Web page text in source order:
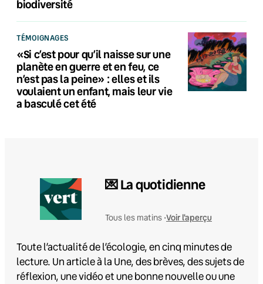
biodiversité
TÉMOIGNAGES
«Si c’est pour qu’il naisse sur une
planète en guerre et en feu, ce
n’est pas la peine» : elles et ils
voulaient un enfant, mais leur vie
a basculé cet été
💌 La quotidienne
Tous les matins •Voir l'aperçu
Toute l’actualité de l’écologie, en cinq minutes de
lecture. Un article à la Une, des brèves, des sujets de
réflexion, une vidéo et une bonne nouvelle ou une